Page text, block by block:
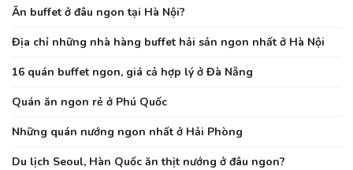
Ăn buffet ở đâu ngon tại Hà Nội?
Địa chỉ những nhà hàng buffet hải sản ngon nhất ở Hà Nội
16 quán buffet ngon, giá cả hợp lý ở Đà Nẵng
Quán ăn ngon rẻ ở Phú Quốc
Những quán nướng ngon nhất ở Hải Phòng
Du lịch Seoul, Hàn Quốc ăn thịt nướng ở đâu ngon?